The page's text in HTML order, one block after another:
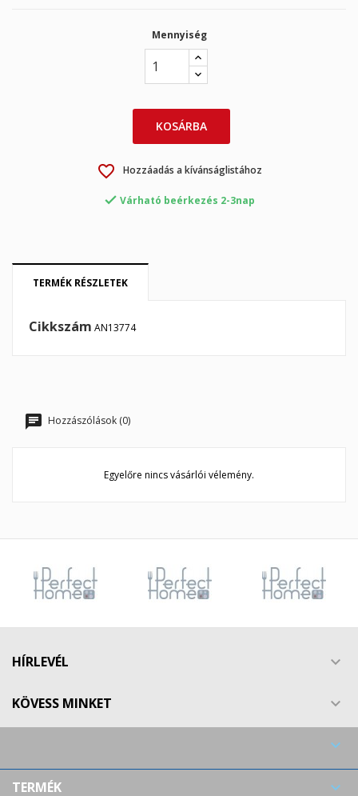
Mennyiség
KOSÁRBA
favorite_border Hozzáadás a kívánságlistához
 Várható beérkezés 2-3nap
TERMÉK RÉSZLETEK
Cikkszám AN13774
Hozzászólások (0)
Egyelőre nincs vásárlói vélemény.
HÍRLEVÉL 
KÖVESS MINKET 

TERMÉK 
Create new list
Kívánságlista létrehozása
Bejelentkezés
Be kell jelentkezned a termékek kívánságlistába történő
Mégsem Bejelentkezés